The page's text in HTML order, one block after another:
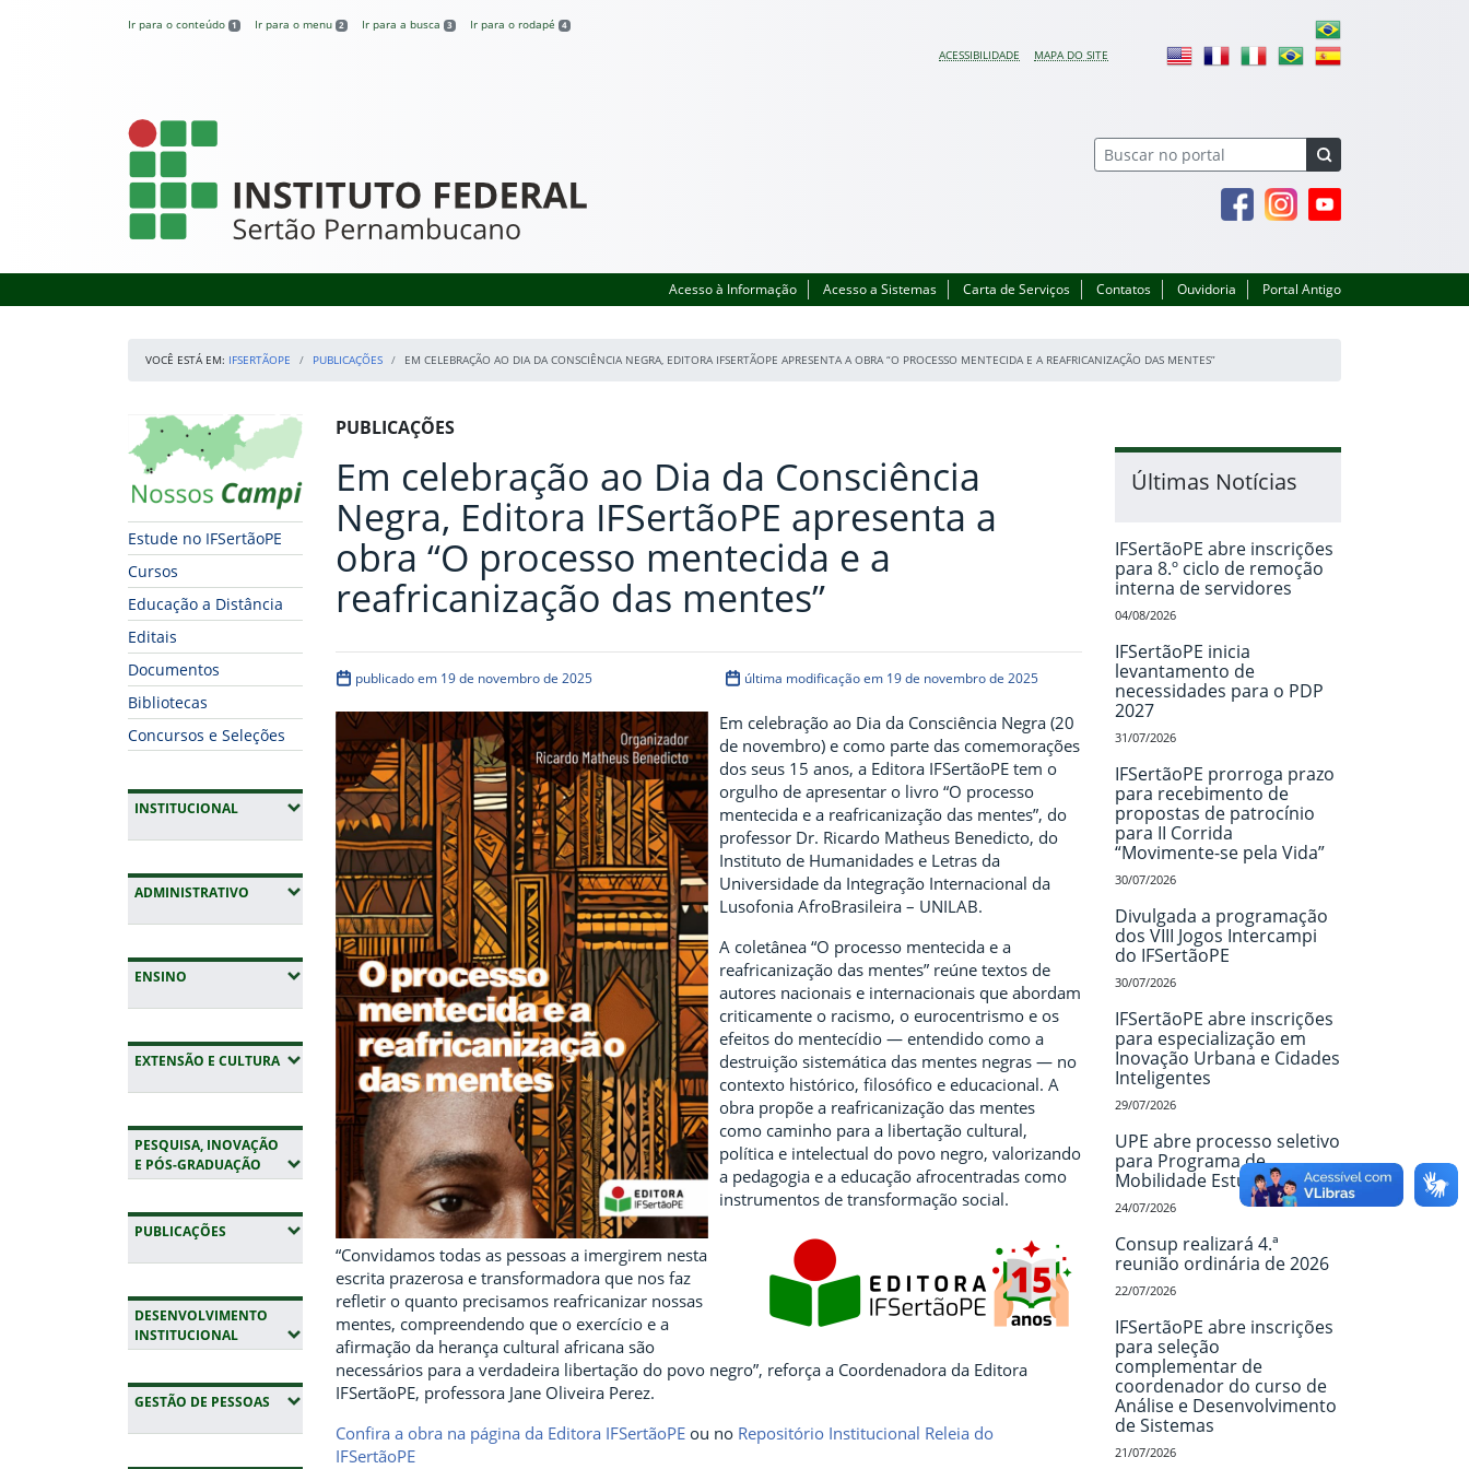
Ir para o conteúdo 1 Ir para o menu 2 Ir para a busca 3 Ir para o rodapé 4
ACESSIBILIDADE MAPA DO SITE
IFSertãoPE
FacebookInstagramYoutube
Acesso à Informação Acesso a Sistemas Carta de Serviços Contatos Ouvidoria Portal Antigo
VOCÊ ESTÁ EM: IFSERTÃOPE PUBLICAÇÕES EM CELEBRAÇÃO AO DIA DA CONSCIÊNCIA NEGRA, EDITORA IFSERTÃOPE APRESENTA A OBRA “O PROCESSO MENTECIDA E A REAFRICANIZAÇÃO DAS MENTES”
Início da navegação
Mapa Campi
Estude no IFSertãoPE
Cursos
Educação a Distância
Editais
Documentos
Bibliotecas
Concursos e Seleções
INSTITUCIONAL(EXPANDIR SUBMENUS)
ADMINISTRATIVO (EXPANDIR SUBMENUS)
ENSINO (EXPANDIR SUBMENUS)
EXTENSÃO E CULTURA(EXPANDIR SUBMENUS)
PESQUISA, INOVAÇÃO
E PÓS-GRADUAÇÃO (EXPANDIR SUBMENUS)
PUBLICAÇÕES (EXPANDIR SUBMENUS)
DESENVOLVIMENTO
INSTITUCIONAL(EXPANDIR SUBMENUS)
GESTÃO DE PESSOAS (EXPANDIR SUBMENUS)
Início do conteúdo
PUBLICAÇÕES
Em celebração ao Dia da Consciência
Negra, Editora IFSertãoPE apresenta a
obra “O processo mentecida e a
reafricanização das mentes”
publicado em 19 de novembro de 2025 última modificação em 19 de novembro de 2025
Em celebração ao Dia da Consciência Negra (20
de novembro) e como parte das comemorações
dos seus 15 anos, a Editora IFSertãoPE tem o
orgulho de apresentar o livro “O processo
mentecida e a reafricanização das mentes”, do
professor Dr. Ricardo Matheus Benedicto, do
Instituto de Humanidades e Letras da
Universidade da Integração Internacional da
Lusofonia AfroBrasileira – UNILAB.
A coletânea “O processo mentecida e a
reafricanização das mentes” reúne textos de
autores nacionais e internacionais que abordam
criticamente o racismo, o eurocentrismo e os
efeitos do mentecídio — entendido como a
destruição sistemática das mentes negras — no
contexto histórico, filosófico e educacional. A
obra propõe a reafricanização das mentes
como caminho para a libertação cultural,
política e intelectual do povo negro, valorizando
a pedagogia e a educação afrocentradas como
instrumentos de transformação social.
“Convidamos todas as pessoas a imergirem nesta
escrita prazerosa e transformadora que nos faz
refletir o quanto precisamos reafricanizar nossas
mentes, compreendendo que o exercício e a
afirmação da herança cultural africana são
necessários para a verdadeira libertação do povo negro”, reforça a Coordenadora da Editora
IFSertãoPE, professora Jane Oliveira Perez.
Confira a obra na página da Editora IFSertãoPE ou no Repositório Institucional Releia do
IFSertãoPE
Últimas Notícias
IFSertãoPE abre inscrições
para 8.º ciclo de remoção
interna de servidores
04/08/2026
IFSertãoPE inicia
levantamento de
necessidades para o PDP
2027
31/07/2026
IFSertãoPE prorroga prazo
para recebimento de
propostas de patrocínio
para II Corrida
“Movimente-se pela Vida”
30/07/2026
Divulgada a programação
dos VIII Jogos Intercampi
do IFSertãoPE
30/07/2026
IFSertãoPE abre inscrições
para especialização em
Inovação Urbana e Cidades
Inteligentes
29/07/2026
UPE abre processo seletivo
para Programa de
Mobilidade Estudantil
24/07/2026
Consup realizará 4.ª
reunião ordinária de 2026
22/07/2026
IFSertãoPE abre inscrições
para seleção
complementar de
coordenador do curso de
Análise e Desenvolvimento
de Sistemas
21/07/2026